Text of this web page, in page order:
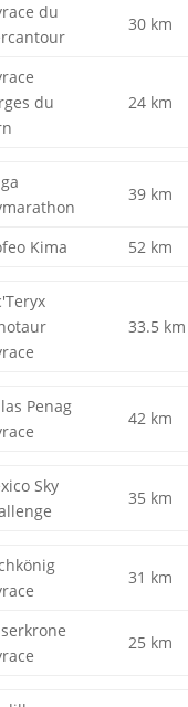
du
30 km
du
24 km
39 km
Kima 52 km
33.5 km
Penag
42 km
Sky
35 km
31 km
25 km